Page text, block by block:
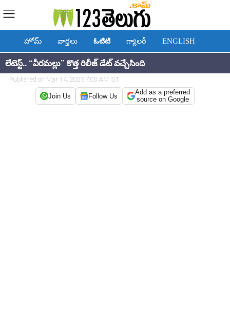
హోమ్ వార్తలు ఓటిటి గ్యాలరీ ENGLISH
లేటెస్ట్.. “వీరమల్లు” కొత్త రిలీజ్ డేట్ వచ్చేసింది
Published on Mar 14, 2025 7:00 AM IST
Join Us Follow Us
Add as a preferred
source on Google